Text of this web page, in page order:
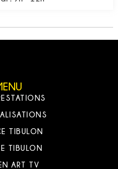
TIBULON
TIBULON
ART TV